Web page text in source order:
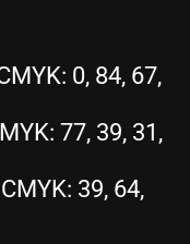
0, 84, 67,
77, 39, 31,
39, 64,